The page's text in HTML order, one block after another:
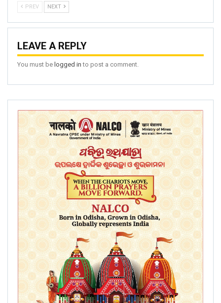
PREV NEXT
LEAVE A REPLY
You must be logged in to post a comment.